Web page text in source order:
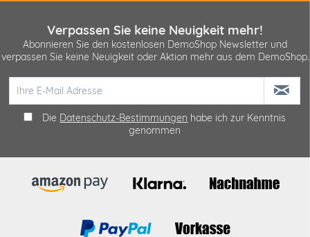
Verpassen Sie keine Neuigkeit mehr!
Abonnieren Sie den kostenlosen DemoShop Newsletter und
verpassen Sie keine Neuigkeit oder Aktion mehr aus dem DemoShop.
Die Datenschutz-Bestimmungen habe ich zur Kenntnis
genommen